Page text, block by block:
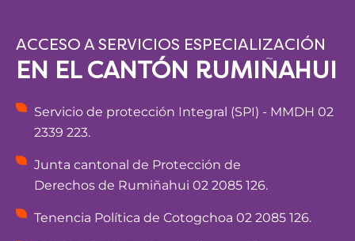
ACCESO A SERVICIOS ESPECIALIZACIÓN
EN EL CANTÓN RUMIÑAHUI
Servicio de protección Integral (SPI) - MMDH 02
2339 223.
Junta cantonal de Protección de
Derechos de Rumiñahui 02 2085 126.
Tenencia Política de Cotogchoa 02 2085 126.